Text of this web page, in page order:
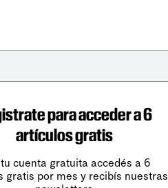
para acceder a 6
artículos gratis
cuenta gratuita accedés a 6
gratis por mes y recibís nuestras